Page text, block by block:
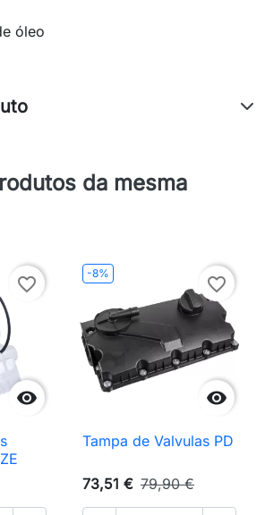
óleo
da mesma

favorite_border
-8%

favorite_border
Tampa de Valvulas PD
73,51 € 79,90 €